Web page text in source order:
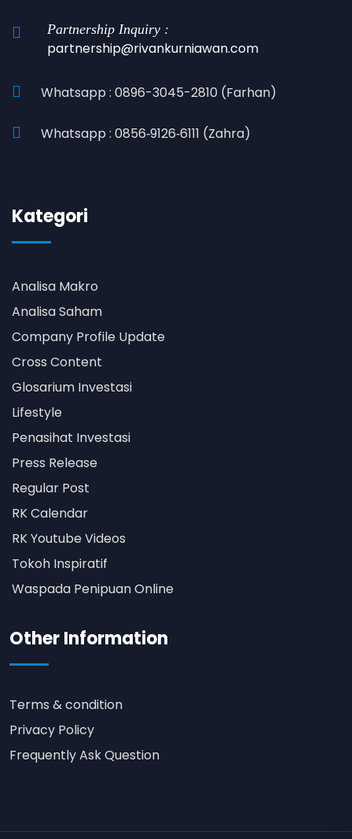
Partnership Inquiry :
partnership@rivankurniawan.com
Whatsapp : 0896-3045-2810 (Farhan)
Whatsapp : 0856‑9126‑6111 (Zahra)
Kategori
Analisa Makro
Analisa Saham
Company Profile Update
Cross Content
Glosarium Investasi
Lifestyle
Penasihat Investasi
Press Release
Regular Post
RK Calendar
RK Youtube Videos
Tokoh Inspiratif
Waspada Penipuan Online
Other Information
Terms & condition
Privacy Policy
Frequently Ask Question